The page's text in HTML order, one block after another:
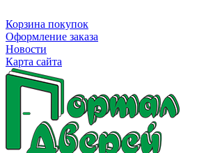
Корзина покупок
Оформление заказа
Новости
Карта сайта